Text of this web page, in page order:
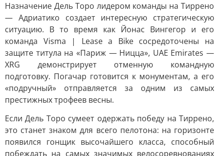
Назначение Дель Торо лидером команды на Тиррено
— Адриатико создает интересную стратегическую
ситуацию. В то время как Йонас Вингегор и его
команда Visma | Lease a Bike сосредоточены на
защите титула на «Париж — Ницца», UAE Emirates —
XRG демонстрирует отменную командную
подготовку. Погачар готовится к монументам, а его
«подручный» отправляется за одним из самых
престижных трофеев весны.
Если Дель Торо сумеет одержать победу на Тиррено,
это станет знаком для всего пелотона: на горизонте
появился гонщик высочайшего класса, способный
побеждать на самых значимых велосоревнованиях